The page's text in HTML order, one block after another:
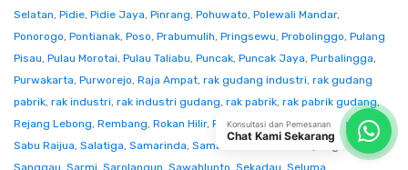
Selatan, Pidie, Pidie Jaya, Pinrang, Pohuwato, Polewali Mandar,
Ponorogo, Pontianak, Poso, Prabumulih, Pringsewu, Probolinggo, Pulang
Pisau, Pulau Morotai, Pulau Taliabu, Puncak, Puncak Jaya, Purbalingga,
Purwakarta, Purworejo, Raja Ampat, rak gudang industri, rak gudang
pabrik, rak industri, rak industri gudang, rak pabrik, rak pabrik gudang,
Rejang Lebong, Rembang, Rokan Hilir, Rokan Hulu,Rote Ndao, Sabang,
Sabu Raijua, Salatiga, Samarinda, Sambas Sampang
Sanggau Sarmi Sarolangun Sawahlunto Sekadau Seluma
Konsultasi dan Pemesanan
Chat Kami Sekarang